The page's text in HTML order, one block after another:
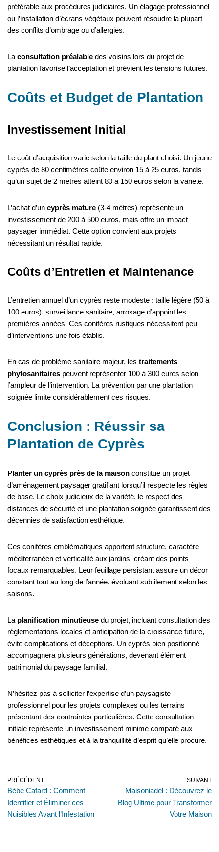
préférable aux procédures judiciaires. Un élagage professionnel
ou l’installation d’écrans végétaux peuvent résoudre la plupart
des conflits d’ombrage ou d’allergies.
La consultation préalable des voisins lors du projet de
plantation favorise l’acceptation et prévient les tensions futures.
Coûts et Budget de Plantation
Investissement Initial
Le coût d’acquisition varie selon la taille du plant choisi. Un jeune
cyprès de 80 centimètres coûte environ 15 à 25 euros, tandis
qu’un sujet de 2 mètres atteint 80 à 150 euros selon la variété.
L’achat d’un cyprès mature (3-4 mètres) représente un
investissement de 200 à 500 euros, mais offre un impact
paysager immédiat. Cette option convient aux projets
nécessitant un résultat rapide.
Coûts d’Entretien et Maintenance
L’entretien annuel d’un cyprès reste modeste : taille légère (50 à
100 euros), surveillance sanitaire, arrosage d’appoint les
premières années. Ces conifères rustiques nécessitent peu
d’interventions une fois établis.
En cas de problème sanitaire majeur, les traitements
phytosanitaires peuvent représenter 100 à 300 euros selon
l’ampleur de l’intervention. La prévention par une plantation
soignée limite considérablement ces risques.
Conclusion : Réussir sa
Plantation de Cyprès
Planter un cyprès près de la maison constitue un projet
d’aménagement paysager gratifiant lorsqu’il respecte les règles
de base. Le choix judicieux de la variété, le respect des
distances de sécurité et une plantation soignée garantissent des
décennies de satisfaction esthétique.
Ces conifères emblématiques apportent structure, caractère
méditerranéen et verticalité aux jardins, créant des points
focaux remarquables. Leur feuillage persistant assure un décor
constant tout au long de l’année, évoluant subtilement selon les
saisons.
La planification minutieuse du projet, incluant consultation des
réglementations locales et anticipation de la croissance future,
évite complications et déceptions. Un cyprès bien positionné
accompagnera plusieurs générations, devenant élément
patrimonial du paysage familial.
N’hésitez pas à solliciter l’expertise d’un paysagiste
professionnel pour les projets complexes ou les terrains
présentant des contraintes particulières. Cette consultation
initiale représente un investissement minime comparé aux
bénéfices esthétiques et à la tranquillité d’esprit qu’elle procure.
PRÉCÉDENT
Bébé Cafard : Comment
Identifier et Éliminer ces
Nuisibles Avant l’Infestation
SUIVANT
Maisoniadel : Découvrez le
Blog Ultime pour Transformer
Votre Maison